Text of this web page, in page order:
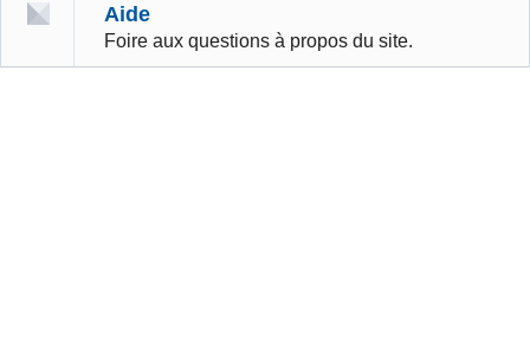
Aide
Foire aux questions à propos du site.